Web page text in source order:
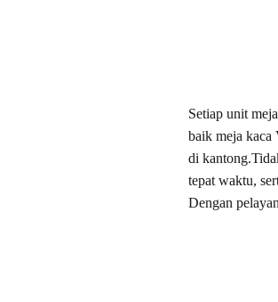
Setiap unit
baik meja kaca
di
tepat waktu,
Dengan